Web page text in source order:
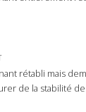
rétabli mais
de la stabilité